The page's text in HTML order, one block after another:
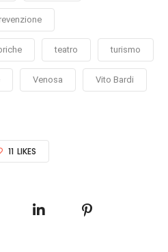
teatro turismo
Venosa Vito Bardi
11 LIKES